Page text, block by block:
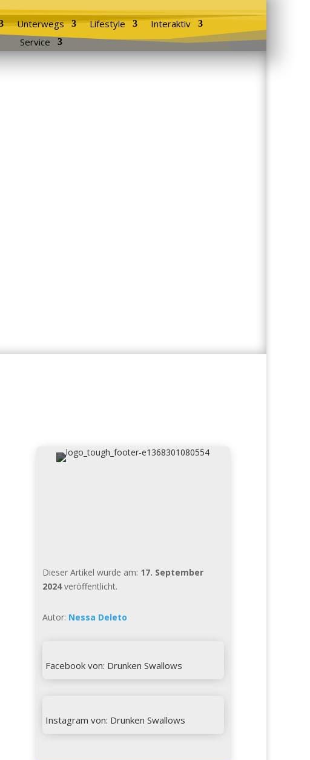
Unterwegs Lifestyle
Interaktiv
Service
Dieser Artikel wurde am: 17. September
2024veröffentlicht.
Autor: Nessa Deleto
Facebook von: Drunken Swallows
Instagram von: Drunken Swallows